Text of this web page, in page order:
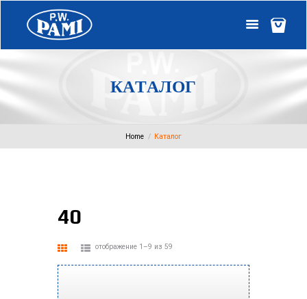
КАТАЛОГ
Home Каталог
40
отображение 1–9 из 59